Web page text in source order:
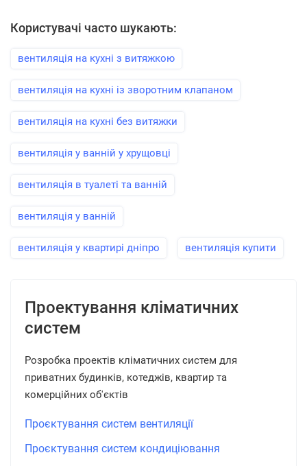
Користувачі часто шукають:
вентиляція на кухні з витяжкою
вентиляція на кухні із зворотним клапаном
вентиляція на кухні без витяжки
вентиляція у ванній у хрущовці
вентиляція в туалеті та ванній
вентиляція у ванній
вентиляція у квартирі дніпро вентиляція купити
Проектування кліматичних
систем
Розробка проектів кліматичних систем для
приватних будинків, котеджів, квартир та
комерційних об'єктів
Проєктування систем вентиляції
Проєктування систем кондиціювання